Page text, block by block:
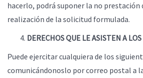
hacerlo, podrá suponer la no prestación
realización de la solicitud formulada.
DERECHOS QUE LE ASISTEN A
Puede ejercitar cualquiera de los
comunicándonoslo por correo postal a